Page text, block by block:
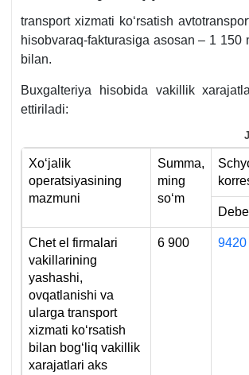
transport хizmati koʻrsatish
hisobvaraq-fakturasiga asosan – 1 150
bilan.
Buхgalteriya hisobida vakillik
ettiriladi:
Xoʻjalik
operatsiyasining
mazmuni
Summa,
ming
soʻm
Chet el firmalari
vakillarining
yashashi,
ovqatlanishi va
ularga transport
хizmati koʻrsatish
bilan bogʻliq vakillik
хarajatlari aks
6 900 9420